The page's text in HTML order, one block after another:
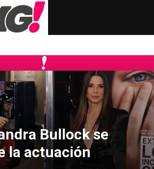
Bullock se
la actuación